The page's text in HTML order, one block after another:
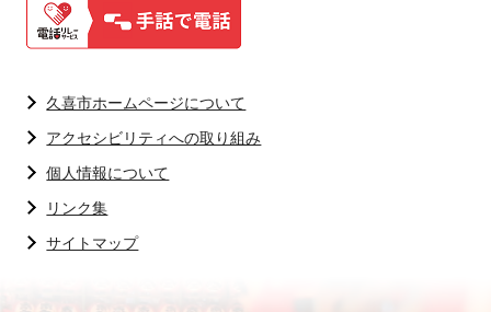
久喜市ホームページについて
アクセシビリティへの取り組み
個人情報について
リンク集
サイトマップ